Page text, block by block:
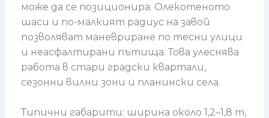
може да се позиционира. Олекотеното
шаси и по-малкият радиус на завой
позволяват маневриране по тесни улици
и неасфалтирани пътища. Това улеснява
работа в стари градски квартали,
сезонни вилни зони и планински села.
Типични габарити: ширина около 1,2–1,8 m,